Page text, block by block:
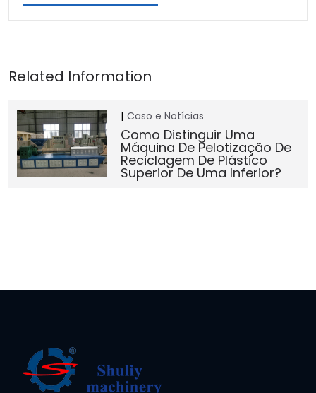
Caso e Notícias
Como Distinguir Uma
Máquina De Pelotização De
Reciclagem De Plástico
Superior De Uma Inferior?